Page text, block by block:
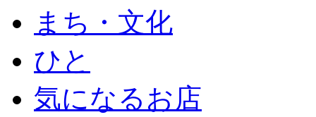
まち・文化
ひと
気になるお店